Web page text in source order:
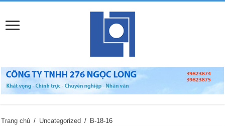
Trang chủ / Uncategorized / B-18-16